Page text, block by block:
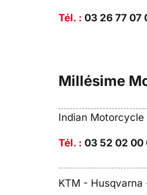
Tél. : 03 26 77 07
Millésime
Indian Motorcycle
Tél. : 03 52 02 00
KTM - Husqvarna